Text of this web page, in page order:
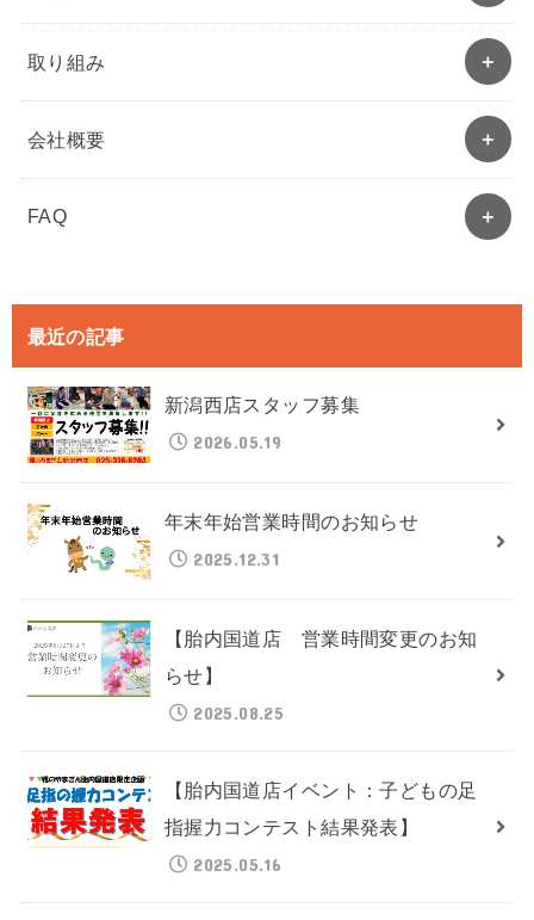
取り組み
会社概要
FAQ
最近の記事
新潟西店スタッフ募集
2026.05.19
年末年始営業時間のお知らせ
2025.12.31
【胎内国道店 営業時間変更のお知
らせ】
2025.08.25
【胎内国道店イベント：子どもの足
指握力コンテスト結果発表】
2025.05.16